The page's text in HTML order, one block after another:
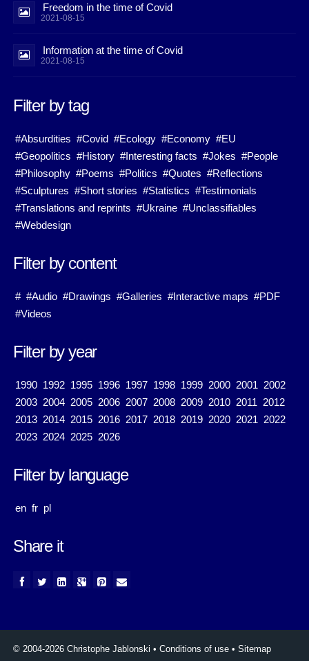
Freedom in the time of Covid
2021-08-15
Information at the time of Covid
2021-08-15
Filter by tag
#Absurdities #Covid #Ecology #Economy #EU
#Geopolitics #History #Interesting facts #Jokes #People
#Philosophy #Poems #Politics #Quotes #Reflections
#Sculptures #Short stories #Statistics #Testimonials
#Translations and reprints #Ukraine #Unclassifiables
#Webdesign
Filter by content
# #Audio #Drawings #Galleries #Interactive maps #PDF
#Videos
Filter by year
1990 1992 1995 1996 1997 1998 1999 2000 2001 2002
2003 2004 2005 2006 2007 2008 2009 2010 2011 2012
2013 2014 2015 2016 2017 2018 2019 2020 2021 2022
2023 2024 2025 2026
Filter by language
en fr pl
Share it
© 2004-2026 Christophe Jablonski • Conditions of use • Sitemap